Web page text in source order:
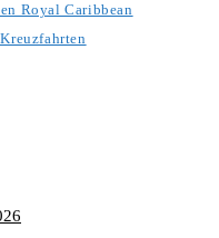
Royal Caribbean